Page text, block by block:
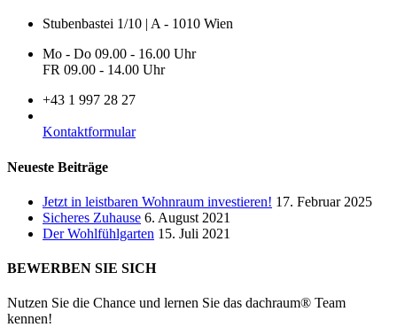
Stubenbastei 1/10 | A - 1010 Wien
Mo - Do 09.00 - 16.00 Uhr
FR 09.00 - 14.00 Uhr
+43 1 997 28 27
Kontaktformular
Neueste Beiträge
Jetzt in leistbaren Wohnraum investieren! 17. Februar 2025
Sicheres Zuhause 6. August 2021
Der Wohlfühlgarten 15. Juli 2021
BEWERBEN SIE SICH
Nutzen Sie die Chance und lernen Sie das dachraum® Team
kennen!